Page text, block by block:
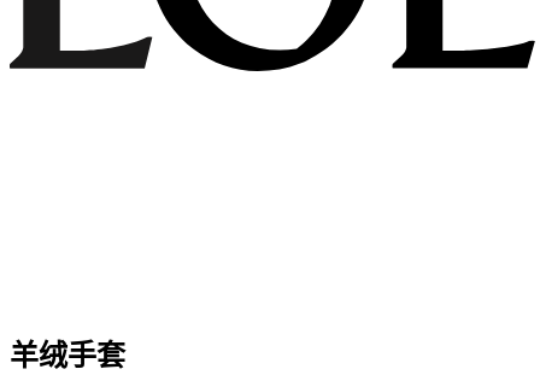
羊绒手套